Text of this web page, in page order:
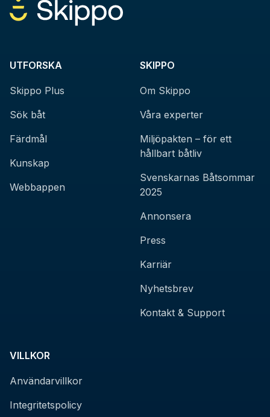
UTFORSKA
Skippo Plus
Sök båt
Färdmål
Kunskap
Webbappen
SKIPPO
Om Skippo
Våra experter
Miljöpakten – för ett
hållbart båtliv
Svenskarnas Båtsommar
2025
Annonsera
Press
Karriär
Nyhetsbrev
Kontakt & Support
VILLKOR
Användarvillkor
Integritetspolicy